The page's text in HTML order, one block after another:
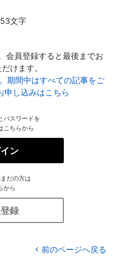
文字
会員登録すると最後までお
けます。
期間中はすべての記事をご
申し込みはこちら
パスワードを
こちらから
ン
だの方は
から
録
前のページへ戻る